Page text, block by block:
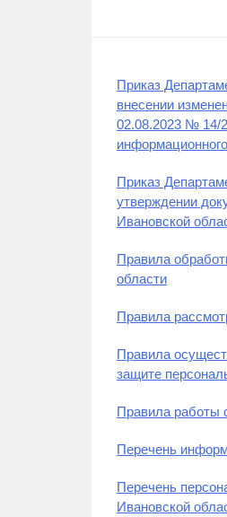
Приказ
внесении
02.08.2023 № 14/
Приказ
утверждении
Ивановской
Правила
области
Правила
Правила
защите
Правила работы
Перечень
Перечень
Ивановской